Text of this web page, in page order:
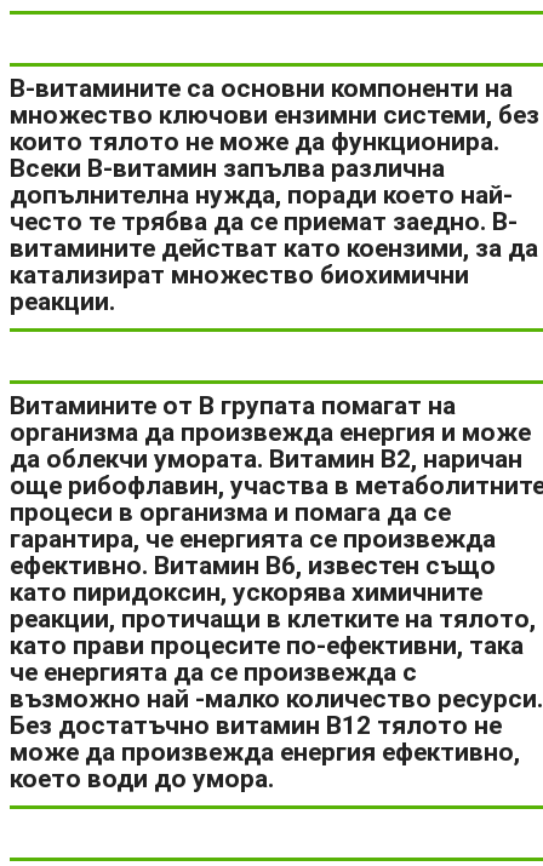
В-витамините са основни компоненти на
множество ключови ензимни системи, без
които тялото не може да функционира.
Всеки В-витамин запълва различна
допълнителна нужда, поради което най-
често те трябва да се приемат заедно. В-
витамините действат като коензими, за да
катализират множество биохимични
реакции.
Витамините от B групата помагат на
организма да произвежда енергия и може
да облекчи умората. Витамин В2, наричан
още рибофлавин, участва в
процеси в организма и помага да се
гарантира, че енергията се произвежда
ефективно. Витамин В6, известен също
като пиридоксин, ускорява химичните
реакции, протичащи в клетките на тялото,
като прави процесите по-ефективни, така
че енергията да се произвежда с
възможно най -малко количество ресурси.
Без достатъчно витамин В12 тялото не
може да произвежда енергия ефективно,
което води до умора.